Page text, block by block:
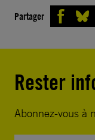
Partager
Rester
Abonnez-vous à